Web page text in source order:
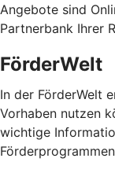
Angebote sind
Partnerbank Ihrer
FörderWelt
In der FörderWelt
Vorhaben nutzen
wichtige